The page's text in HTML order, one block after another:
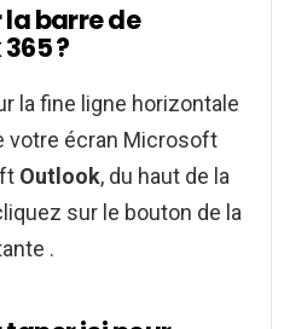
barre de
?
la fine ligne horizontale
votre écran Microsoft
Outlook, du haut de la
sur le bouton de la
.